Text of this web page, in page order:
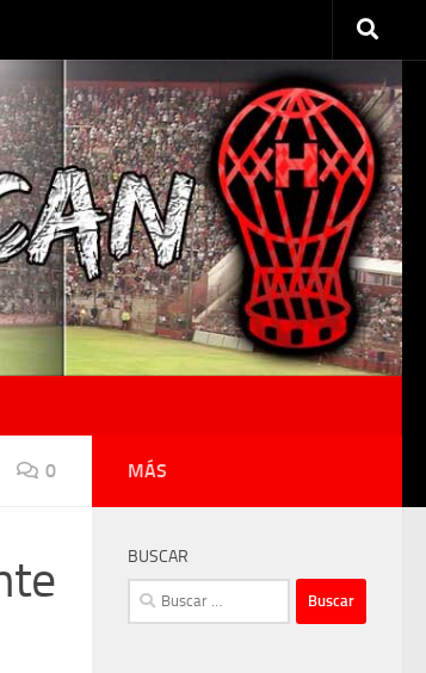
0 MÁS
BUSCAR
Buscar: